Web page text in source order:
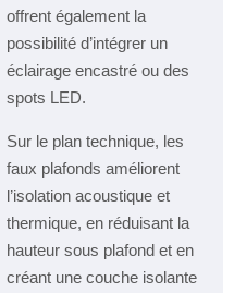
offrent également la
possibilité d’intégrer un
éclairage encastré ou des
spots LED.
Sur le plan technique, les
faux plafonds améliorent
l’isolation acoustique et
thermique, en réduisant la
hauteur sous plafond et en
créant une couche isolante